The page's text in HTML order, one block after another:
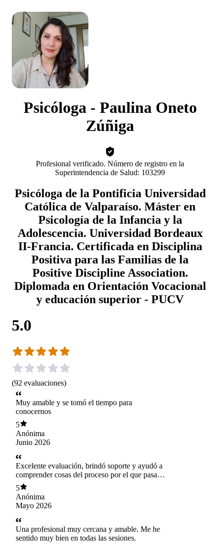
Psicóloga - Paulina Oneto
Zúñiga
Profesional verificado. Número de registro en la
Superintendencia de Salud: 103299
Psicóloga de la Pontificia Universidad
Católica de Valparaíso. Máster en
Psicología de la Infancia y la
Adolescencia. Universidad Bordeaux
II-Francia. Certificada en Disciplina
Positiva para las Familias de la
Positive Discipline Association.
Diplomada en Orientación Vocacional
y educación superior - PUCV
5.0
(92 evaluaciones)
Muy amable y se tomó el tiempo para
conocernos
5
Anónima
Junio 2026
Excelente evaluación, brindó soporte y ayudó a
comprender cosas del proceso por el que pasa
mi hijita.
5
Anónima
Mayo 2026
Una profesional muy cercana y amable. Me he
sentido muy bien en todas las sesiones.